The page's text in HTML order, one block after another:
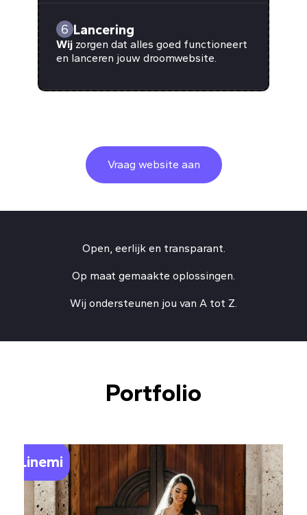
6 Lancering
Wij zorgen dat alles goed functioneert
en lanceren jouw droomwebsite.
Vraag website aan
Open, eerlijk en transparant.
Op maat gemaakte oplossingen.
Wij ondersteunen jou van A tot Z.
Portfolio
Linemi